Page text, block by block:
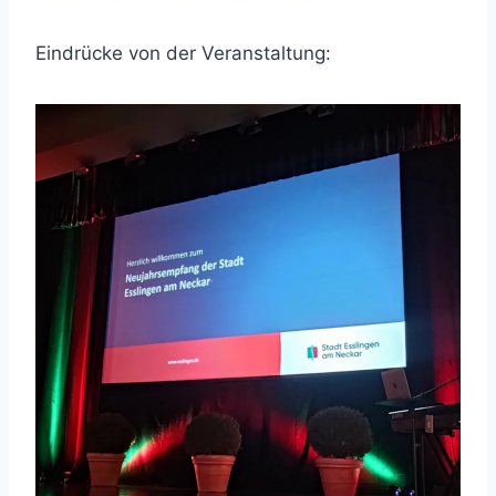
Eindrücke von der Veranstaltung: